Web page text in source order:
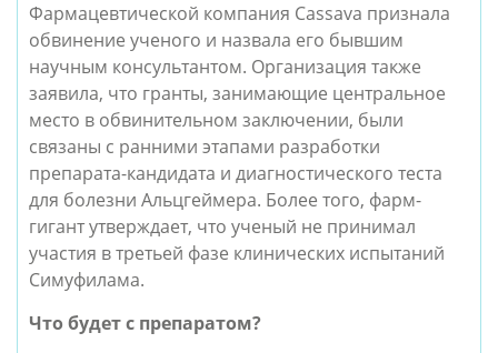
Фармацевтической компания Cassava признала
обвинение ученого и назвала его бывшим
научным консультантом. Организация также
заявила, что гранты, занимающие центральное
место в обвинительном заключении, были
связаны с ранними этапами разработки
препарата-кандидата и диагностического теста
для болезни Альцгеймера. Более того, фарм-
гигант утверждает, что ученый не принимал
участия в третьей фазе клинических испытаний
Симуфилама.
Что будет с препаратом?